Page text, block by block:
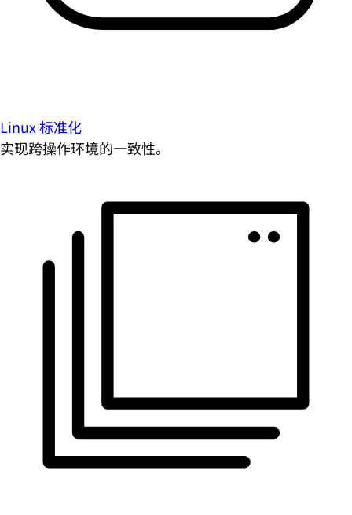
Linux 标准化
实现跨操作环境的一致性。